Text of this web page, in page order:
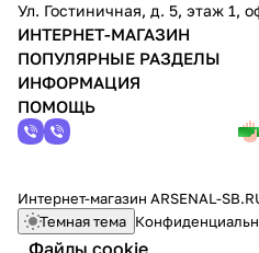
Файлы cookie
Ул. Гостиничная, д. 5, этаж 1,
ИНТЕРНЕТ-МАГАЗИН
ПОПУЛЯРНЫЕ РАЗДЕЛЫ
ИНФОРМАЦИЯ
ПОМОЩЬ
Интернет-магазин ARSENAL-
Темная тема